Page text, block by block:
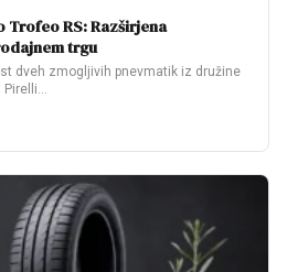
Trofeo RS: Razširjena
trgu
dveh zmogljivih pnevmatik iz družine
Pirelli…